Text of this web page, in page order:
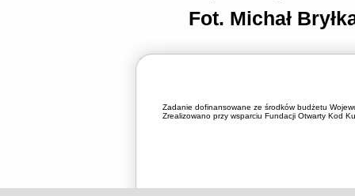
Fot. Michał
Zadanie dofinansowane ze środków budżetu
Zrealizowano przy wsparciu Fundacji Otwarty Kod